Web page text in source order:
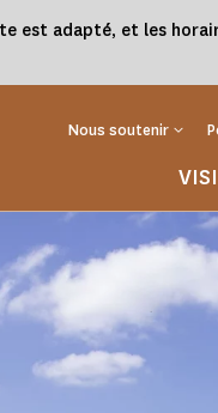
est adapté, et les
Nous soutenir